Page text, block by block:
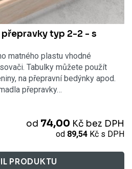
typ 2-2 - s
matného plastu vhodné
Tabulky můžete použít
na přepravní bedýnky apod.
přepravky…
od 74,00 Kč bez DPH
od 89,54 Kč s DPH
PRODUKTU